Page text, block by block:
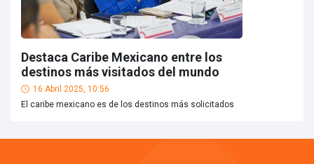
Destaca Caribe Mexicano entre los
destinos más visitados del mundo
16 Abril 2025, 10:56
El caribe mexicano es de los destinos más solicitados